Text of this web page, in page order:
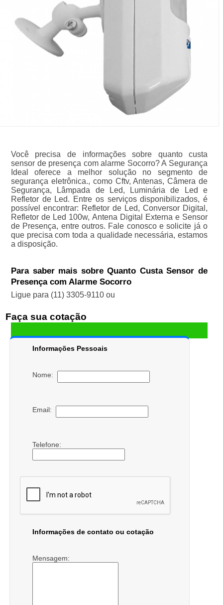
Você precisa de informações sobre quanto custa
sensor de presença com alarme Socorro? A Segurança
Ideal oferece a melhor solução no segmento de
segurança eletrônica., como Cftv, Antenas, Câmera de
Segurança, Lâmpada de Led, Luminária de Led e
Refletor de Led. Entre os serviços disponibilizados, é
possível encontrar: Refletor de Led, Conversor Digital,
Refletor de Led 100w, Antena Digital Externa e Sensor
de Presença, entre outros. Fale conosco e solicite já o
que precisa com toda a qualidade necessária, estamos
a disposição.
Para saber mais sobre Quanto Custa Sensor de
Presença com Alarme Socorro
Ligue para (11) 3305-9110ou
Faça sua cotação
Informações Pessoais
Nome:
Email:
Telefone:
Informações de contato ou cotação
Mensagem: